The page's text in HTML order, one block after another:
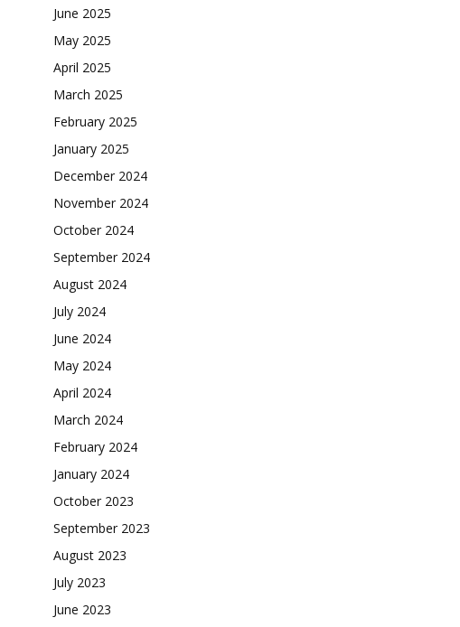
June 2025
May 2025
April 2025
March 2025
February 2025
January 2025
December 2024
November 2024
October 2024
September 2024
August 2024
July 2024
June 2024
May 2024
April 2024
March 2024
February 2024
January 2024
October 2023
September 2023
August 2023
July 2023
June 2023